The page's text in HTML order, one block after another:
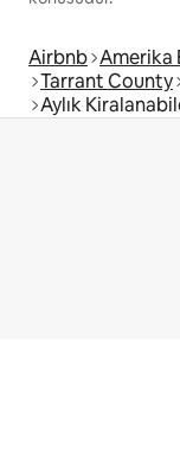
Airbnb Amerika
Tarrant County
Aylık